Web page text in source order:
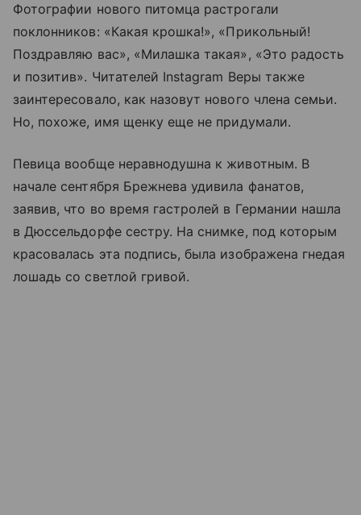
Фотографии нового питомца растрогали
поклонников: «Какая крошка!», «Прикольный!
Поздравляю вас», «Милашка такая», «Это радость
и позитив». Читателей Instagram Веры также
заинтересовало, как назовут нового члена семьи.
Но, похоже, имя щенку еще не придумали.
Певица вообще неравнодушна к животным. В
начале сентября Брежнева удивила фанатов,
заявив, что во время гастролей в Германии нашла
в Дюссельдорфе сестру. На снимке, под которым
красовалась эта подпись, была изображена гнедая
лошадь со светлой гривой.